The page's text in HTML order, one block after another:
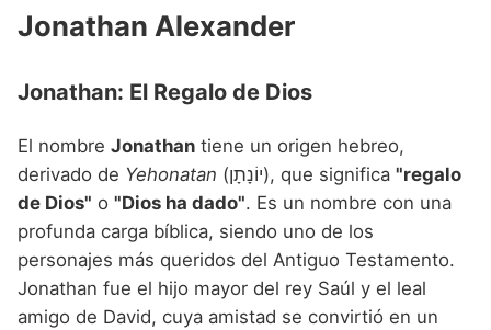
Jonathan Alexander
Jonathan: El Regalo de Dios
El nombre Jonathan tiene un origen hebreo,
derivado de Yehonatan (יוֹנָתָן), que significa "regalo
de Dios" o "Dios ha dado". Es un nombre con una
profunda carga bíblica, siendo uno de los
personajes más queridos del Antiguo Testamento.
Jonathan fue el hijo mayor del rey Saúl y el leal
amigo de David, cuya amistad se convirtió en un